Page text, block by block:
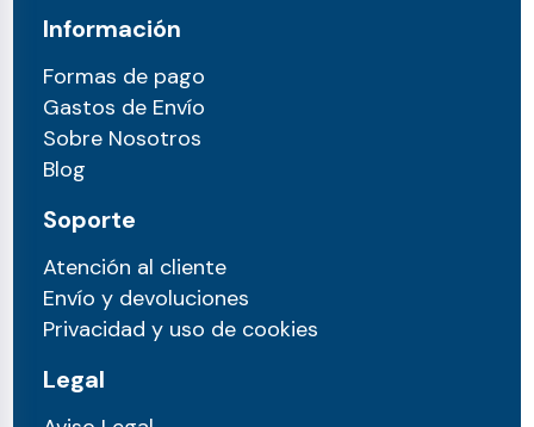
Información
Formas de pago
Gastos de Envío
Sobre Nosotros
Blog
Soporte
Atención al cliente
Envío y devoluciones
Privacidad y uso de cookies
Legal